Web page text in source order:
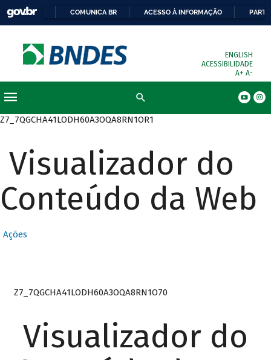
COMUNICA BR ACESSO À INFORMAÇÃO
ENGLISH
ACESSIBILIDADE
A+ A-
Z7_7QGCHA41LODH60A3OQA8RN1OR1
Visualizador do
Conteúdo da Web
Ações
Z7_7QGCHA41LODH60A3OQA8RN1O70
Visualizador do